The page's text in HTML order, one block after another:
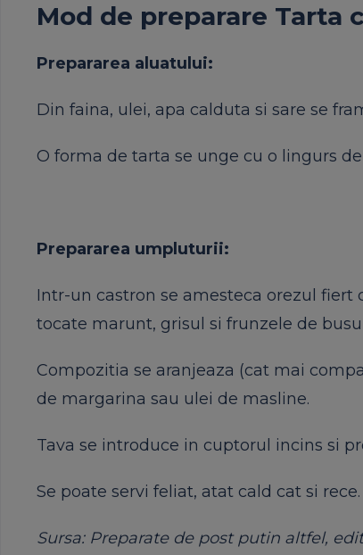
Mod de preparare Tarta
Prepararea aluatului:
Din faina, ulei, apa calduta si sare se
O forma de tarta se unge cu o lingurs
Prepararea umpluturii:
Intr-un castron se amesteca orezul
tocate marunt, grisul si frunzele de
Compozitia se aranjeaza (cat mai
de margarina sau ulei de masline.
Tava se introduce in cuptorul incins si
Se poate servi feliat, atat cald cat si rece.
Sursa: Preparate de post putin altfel,